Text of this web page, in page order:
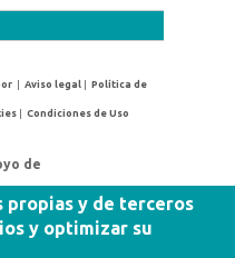
|Aviso legal |Política de
|Condiciones de Uso
de
propias y de terceros
y optimizar su